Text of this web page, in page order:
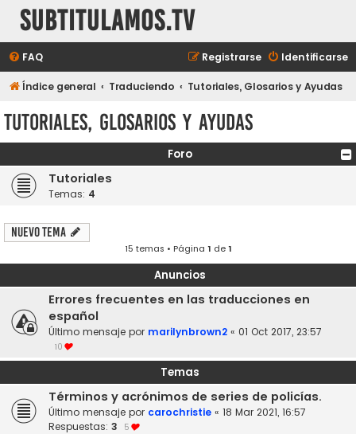
subtitulamos.tv
FAQ Identificarse
Registrarse
Índice general Traduciendo Tutoriales, Glosarios y Ayudas
Tutoriales, Glosarios y Ayudas
Foro
Tutoriales
Temas: 4
Nuevo Tema
15 temas • Página 1 de1
Anuncios
Errores frecuentes en las traducciones en
español
Último mensaje por marilynbrown2 « 01 Oct 2017, 23:57
10
Temas
Términos y acrónimos de series de policías.
Último mensaje por carochristie « 18 Mar 2021, 16:57
Respuestas: 3 5